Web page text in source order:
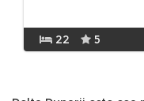
22 5